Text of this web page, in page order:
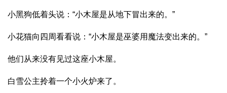
小黑狗低着头说：“小木屋是从地下冒出来的。”
小花猫向四周看看说：“小木屋是巫婆用魔法变出来的。”
他们从来没有见过这座小木屋。
白雪公主拎着一个小火炉来了。